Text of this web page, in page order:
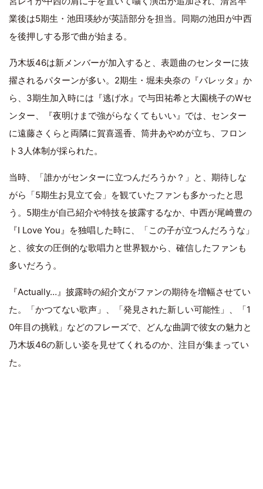
業後は5期生・池田瑛紗が英語部分を担当。同期の池田が中西
を後押しする形で曲が始まる。
乃木坂46は新メンバーが加入すると、表題曲のセンターに抜
擢されるパターンが多い。2期生・堀未央奈の『バレッタ』か
ら、3期生加入時には『逃げ水』で与田祐希と大園桃子のWセ
ンター、『夜明けまで強がらなくてもいい』では、センター
に遠藤さくらと両隣に賀喜遥香、筒井あやめが立ち、フロン
ト3人体制が採られた。
当時、「誰かがセンターに立つんだろうか？」と、期待しな
がら「5期生お見立て会」を観ていたファンも多かったと思
う。5期生が自己紹介や特技を披露するなか、中西が尾崎豊の
『I Love You』を独唱した時に、「この子が立つんだろうな」
と、彼女の圧倒的な歌唱力と世界観から、確信したファンも
多いだろう。
『Actually…』披露時の紹介文がファンの期待を増幅させてい
た。「かつてない歌声」、「発見された新しい可能性」、「1
0年目の挑戦」などのフレーズで、どんな曲調で彼女の魅力と
乃木坂46の新しい姿を見せてくれるのか、注目が集まってい
た。